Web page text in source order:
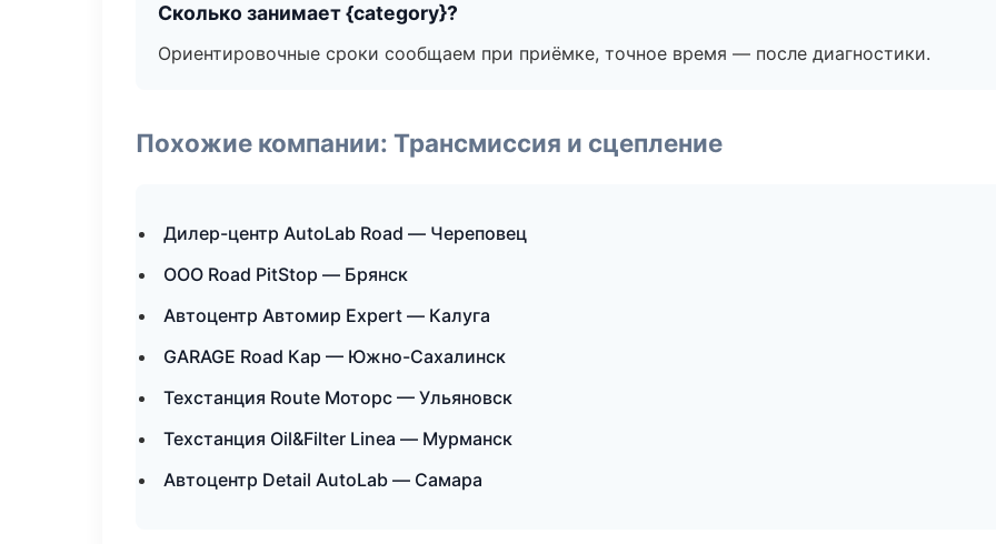
Сколько занимает {category}?
Ориентировочные сроки сообщаем при приёмке, точное время — после диагностики.
Похожие компании: Трансмиссия и сцепление
Дилер-центр AutoLab Road — Череповец
ООО Road PitStop — Брянск
Автоцентр Автомир Expert — Калуга
GARAGE Road Кар — Южно-Сахалинск
Техстанция Route Моторс — Ульяновск
Техстанция Oil&Filter Linea — Мурманск
Автоцентр Detail AutoLab — Самара